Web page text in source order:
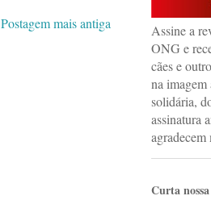
Postagem mais antiga
Assine a
ONG e
cães e
na imagem
solidária,
assinatura
agradecem
Curta